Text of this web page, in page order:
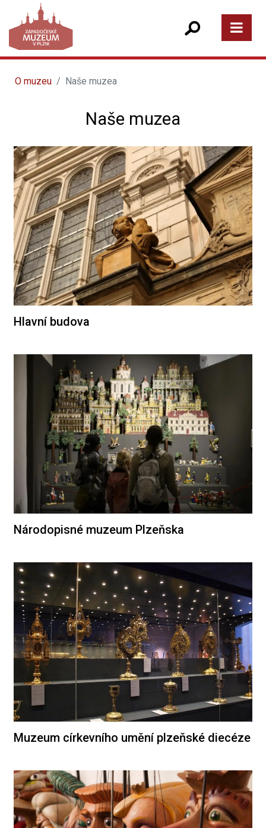
O muzeu Naše muzea
Naše muzea
Hlavní budova
Národopisné muzeum Plzeňska
Muzeum církevního umění plzeňské diecéze